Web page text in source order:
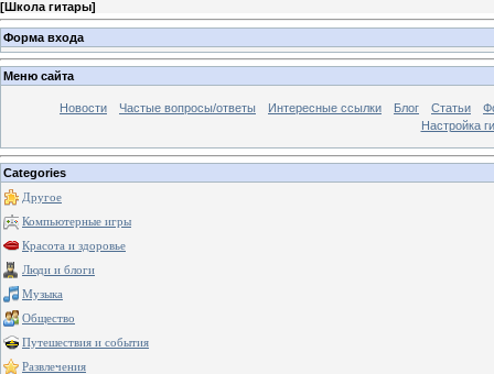
[Школа гитары]
Форма входа
Меню сайта
Новости Частые вопросы/ответы Интересные ссылки Блог Статьи
Настройка
Categories
Другое
Компьютерные игры
Красота и здоровье
Люди и блоги
Музыка
Общество
Путешествия и события
Развлечения